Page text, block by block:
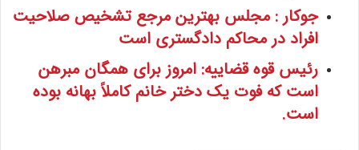
جوکار : مجلس بهترین مرجع تشخیص صلاحیت
افراد در محاکم دادگستری است
رئیس قوه قضاییه: امروز برای همگان مبرهن
است که فوت یک دختر خانم کاملاً بهانه بوده
است.